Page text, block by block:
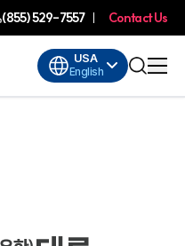
(855) 529-7557 Contact Us
USA
English